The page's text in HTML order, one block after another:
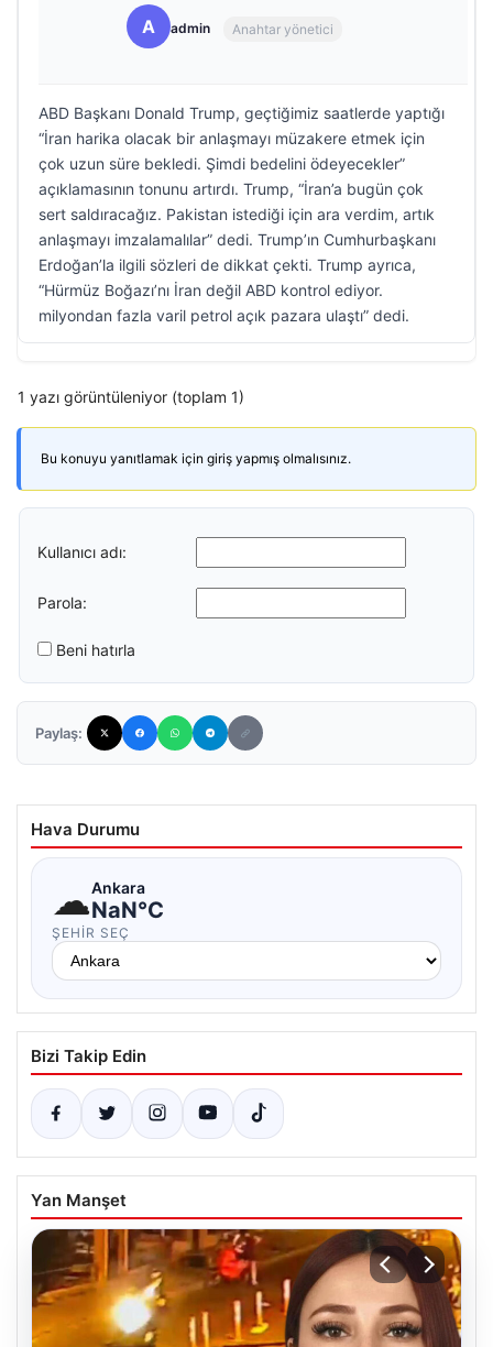
A admin Anahtar yönetici
ABD Başkanı Donald Trump, geçtiğimiz saatlerde yaptığı
“İran harika olacak bir anlaşmayı müzakere etmek için
çok uzun süre bekledi. Şimdi bedelini ödeyecekler”
açıklamasının tonunu artırdı. Trump, “İran’a bugün çok
sert saldıracağız. Pakistan istediği için ara verdim, artık
anlaşmayı imzalamalılar” dedi. Trump’ın Cumhurbaşkanı
Erdoğan’la ilgili sözleri de dikkat çekti. Trump ayrıca,
“Hürmüz Boğazı’nı İran değil ABD kontrol ediyor.
milyondan fazla varil petrol açık pazara ulaştı” dedi.
1 yazı görüntüleniyor (toplam 1)
Bu konuyu yanıtlamak için giriş yapmış olmalısınız.
Kullanıcı adı:
Parola:
Beni hatırla
Paylaş:
Hava Durumu
☁Ankara
NaN°C
ŞEHIR SEÇ
Bizi Takip Edin
Yan Manşet